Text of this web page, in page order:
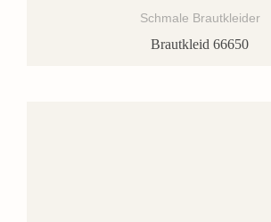
Schmale Brautkleider
Brautkleid 66650